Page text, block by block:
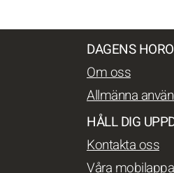
DAGENS
Om oss
Allmänna
HÅLL DIG
Kontakta oss
Våra